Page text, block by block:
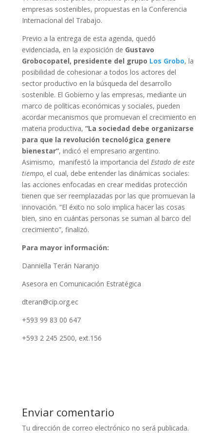
empresas sostenibles, propuestas en la Conferencia
Internacional del Trabajo.
Previo a la entrega de esta agenda, quedó
evidenciada, en la exposición de Gustavo
Grobocopatel, presidente del grupo Los Grobo, la
posibilidad de cohesionar a todos los actores del
sector productivo en la búsqueda del desarrollo
sostenible. El Gobierno y las empresas, mediante un
marco de políticas económicas y sociales, pueden
acordar mecanismos que promuevan el crecimiento en
materia productiva, “La sociedad debe organizarse
para que la revolución tecnológica genere
bienestar”, indicó el empresario argentino.
Asimismo, manifestó la importancia del Estado de este
tiempo, el cual, debe entender las dinámicas sociales:
las acciones enfocadas en crear medidas protección
tienen que ser reemplazadas por las que promuevan la
innovación. “El éxito no solo implica hacer las cosas
bien, sino en cuántas personas se suman al barco del
crecimiento”, finalizó.
Para mayor información:
Danniella Terán Naranjo
Asesora en Comunicación Estratégica
dteran@cip.org.ec
+593 99 83 00 647
+593 2 245 2500, ext.156
Enviar comentario
Tu dirección de correo electrónico no será publicada.